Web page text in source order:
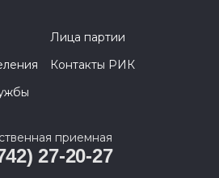
Лица партии
Контакты РИК
приемная
27-20-27